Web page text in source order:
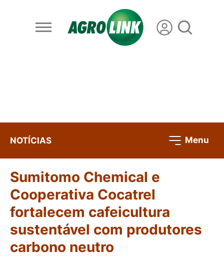
NOTÍCIAS Menu
Sumitomo Chemical e
Cooperativa Cocatrel
fortalecem cafeicultura
sustentável com produtores
carbono neutro